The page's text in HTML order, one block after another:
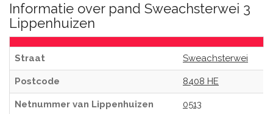
Informatie over pand Sweachsterwei 3
Lippenhuizen
Straat Sweachsterwei
Postcode 8408 HE
Netnummer van Lippenhuizen 0513